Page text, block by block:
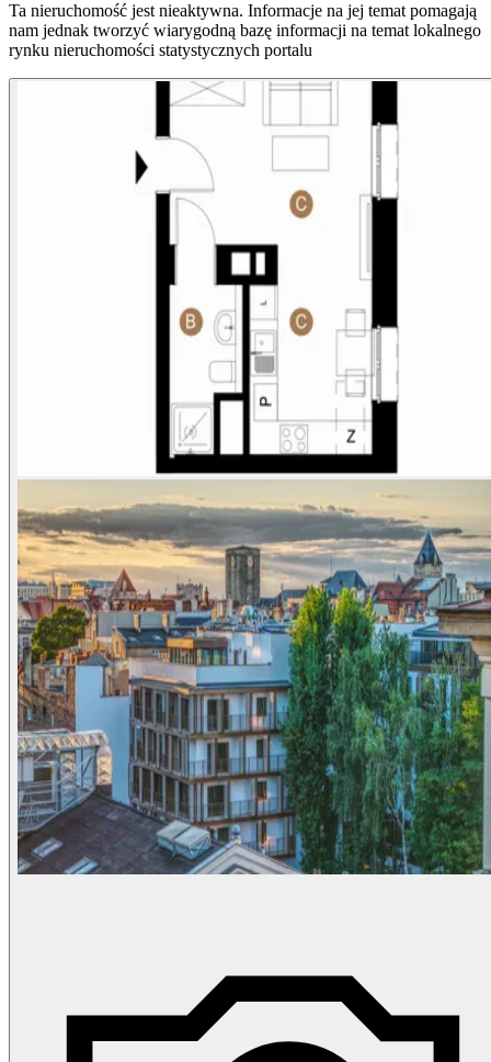
Ta nieruchomość jest nieaktywna. Informacje na jej temat pomagają
nam jednak tworzyć wiarygodną bazę informacji na temat lokalnego
rynku nieruchomości statystycznych portalu